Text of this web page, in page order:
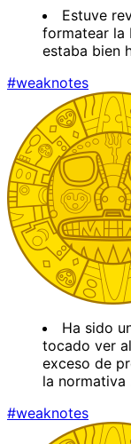
Estuve
formatear la
estaba bien
#weaknotes
Ha sido
tocado ver
exceso de
la normativa
#weaknotes